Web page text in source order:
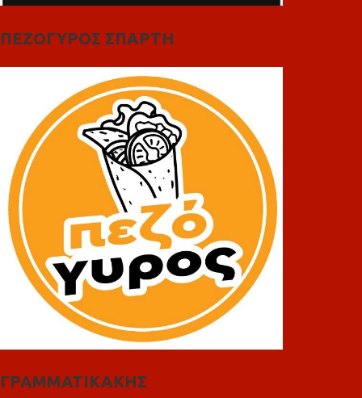
ΠΕΖΟΓΥΡΟΣ ΣΠΑΡΤΗ
ΓΡΑΜΜΑΤΙΚΑΚΗΣ